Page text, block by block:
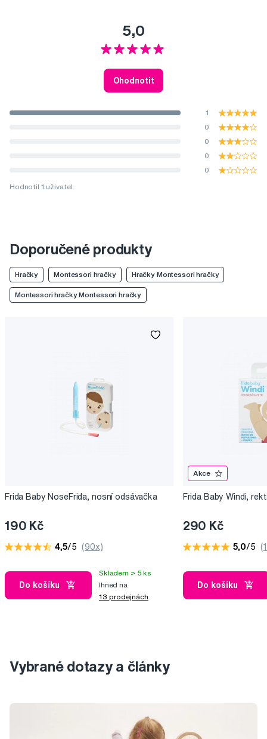
5,0
Ohodnotit
1
0
0
0
0
Hodnotil 1 uživatel.
Doporučené produkty
Hračky Montessori hračky Hračky Montessori hračky
Montessori hračky Montessori hračky
Frida Baby NoseFrida, nosní odsávačka
190 Kč
4,5/5 (90x)
Do košíku
Skladem > 5 ks
Ihned na
13 prodejnách
Akce
Frida Baby Windi,
290 Kč
5,0/5
Do košíku
Vybrané dotazy a články